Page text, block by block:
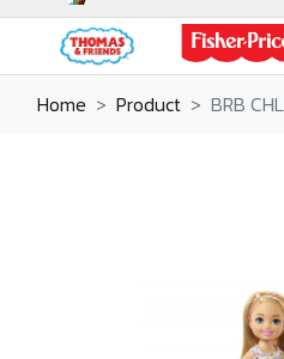
Home Product BRB